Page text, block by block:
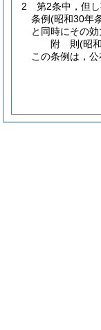
2
第2条中，但
条例(昭和30年
と同時にその効
附 則(昭
この条例は，公